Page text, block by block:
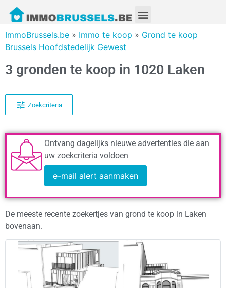
ImmoBrussels.be » Immo te koop » Grond te koop
Brussels Hoofdstedelijk Gewest
3 gronden te koop in 1020 Laken
Zoekcriteria
Ontvang dagelijks nieuwe advertenties die aan
uw zoekcriteria voldoen
e-mail alert aanmaken
De meeste recente zoekertjes van grond te koop in Laken
bovenaan.